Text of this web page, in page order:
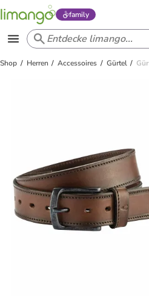
family
Shop Herren Accessoires Gürtel